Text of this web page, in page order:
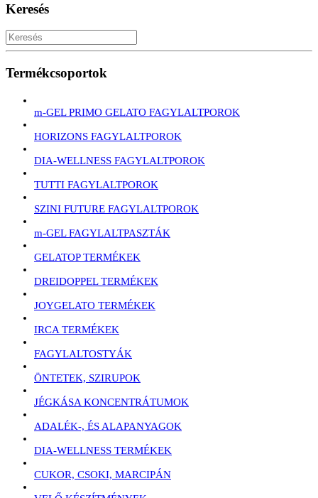
Keresés
Termékcsoportok
m-GEL PRIMO GELATO FAGYLALTPOROK
HORIZONS FAGYLALTPOROK
DIA-WELLNESS FAGYLALTPOROK
TUTTI FAGYLALTPOROK
SZINI FUTURE FAGYLALTPOROK
m-GEL FAGYLALTPASZTÁK
GELATOP TERMÉKEK
DREIDOPPEL TERMÉKEK
JOYGELATO TERMÉKEK
IRCA TERMÉKEK
FAGYLALTOSTYÁK
ÖNTETEK, SZIRUPOK
JÉGKÁSA KONCENTRÁTUMOK
ADALÉK-, ÉS ALAPANYAGOK
DIA-WELLNESS TERMÉKEK
CUKOR, CSOKI, MARCIPÁN